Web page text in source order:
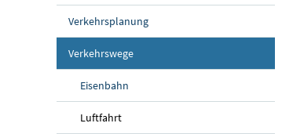
Verkehrsplanung
Verkehrswege
Eisenbahn
Luftfahrt